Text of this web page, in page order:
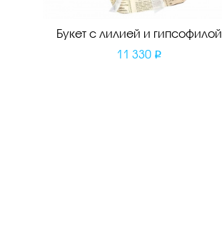
Букет с лилией и гипсофилой
11 330